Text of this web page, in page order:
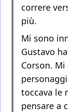
correre
più.
Mi sono
Gustavo
Corson.
toccava le
pensare a